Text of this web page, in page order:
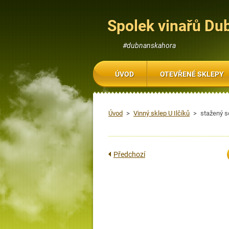
Spolek vinařů
#dubnanskahora
Úvod > Vinný sklep U Ilčíků > stažený
Předchozí
ÚVOD OTEVŘENÉ SKLEPY